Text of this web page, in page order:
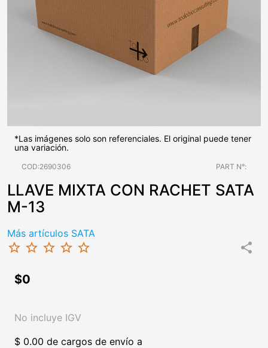
*Las imágenes solo son referenciales. El original puede tener
una variación.
COD:2690306 PART N°:
LLAVE MIXTA CON RACHET SATA
M-13
Más artículos SATA
star_border star_border star_border star_border star_border share
$0
No incluye IGV
$ 0.00 de cargos de envío a